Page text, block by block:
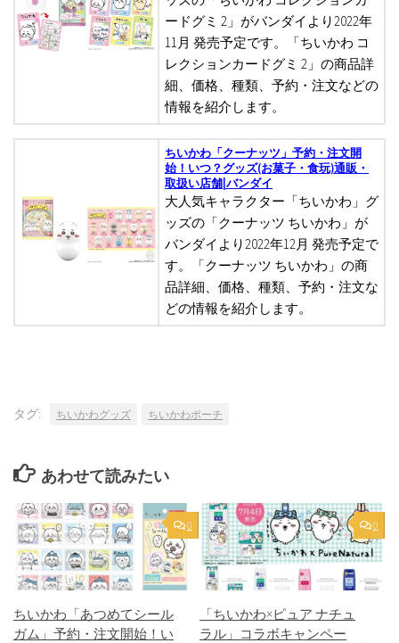
ードグミ 2」がバンダイより2022年
11月 発売予定です。「ちいかわ コ
レクションカードグミ 2」の商品詳
細、価格、種類、予約・注文などの
情報を紹介します。
ちいかわ「クーナッツ」予約・注文開
始！いつ？グッズ(お菓子・食玩)通販・
取扱い店舗|バンダイ
大人気キャラクター「ちいかわ」グ
ッズの「クーナッツ ちいかわ」が
バンダイより2022年12月 発売予定で
す。「クーナッツ ちいかわ」の商
品詳細、価格、種類、予約・注文な
どの情報を紹介します。
タグ: ちいかわグッズ ちいかわポーチ
あわせて読みたい
0
ちいかわ「あつめてシール
ガム」予約・注文開始！い
0
「ちいかわ×ピュア ナチュ
ラル」コラボキャンペー